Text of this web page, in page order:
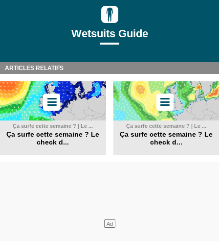
Wetsuits Guide
ARTICLES RELATIFS
Ça surfe cette semaine ? | Le ...
Ça surfe cette semaine ? Le
check d...
Ça surfe cette semaine ? | Le ...
Ça surfe cette semaine ? Le
check d...